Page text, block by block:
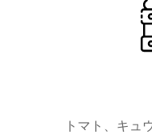
トマト、キュ